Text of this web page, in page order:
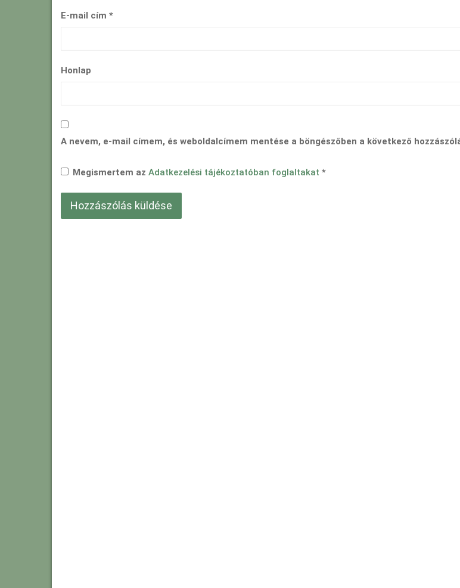
E-mail cím *
Honlap
A nevem, e-mail címem, és weboldalcímem mentése a böngészőben a következő
Megismertem az Adatkezelési tájékoztatóban foglaltakat *